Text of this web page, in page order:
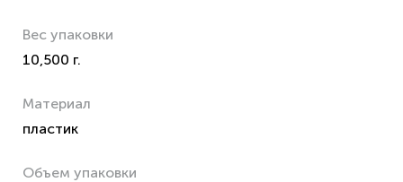
Вес упаковки
10,500 г.
Материал
пластик
Объем упаковки